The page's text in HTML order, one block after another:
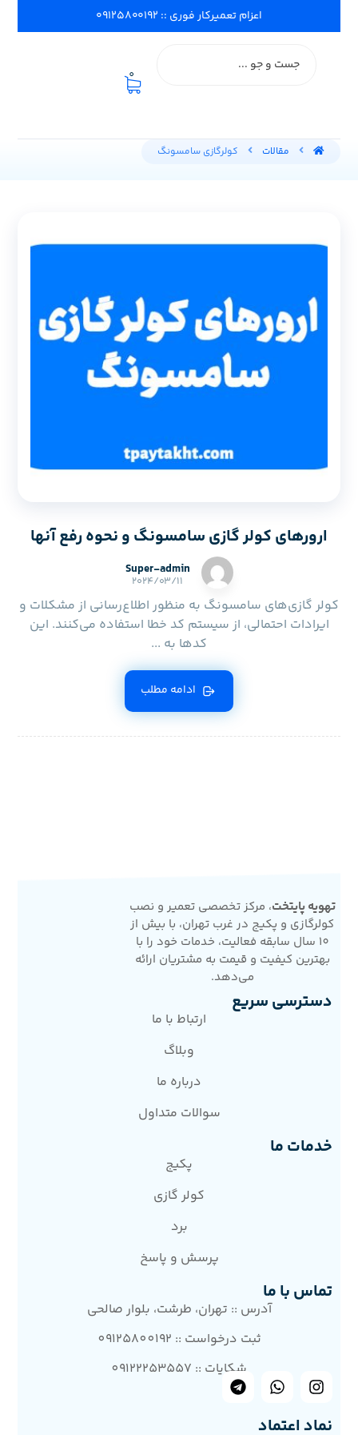
اعزام تعمیرکار فوری :: ۰۹۱۲۵۸۰۰۱۹۲
0
مقالات کولرگازی سامسونگ
ارورهای کولر گازی سامسونگ و نحوه رفع آنها
Super-admin
۲۰۲۴/۰۳/۱۱
کولر گازی‌های سامسونگ به منظور اطلاع‌رسانی از مشکلات و
ایرادات احتمالی، از سیستم کد خطا استفاده می‌کنند. این
کدها به ...
ادامه مطلب
تهویه پایتخت، مرکز تخصصی تعمیر و نصب
کولرگازی و پکیج در غرب تهران، با بیش از
10 سال سابقه فعالیت، خدمات خود را با
بهترین کیفیت و قیمت به مشتریان ارائه
می‌دهد.
دسترسی سریع
ارتباط با ما
وبلاگ
درباره ما
سوالات متداول
خدمات ما
پکیج
کولر گازی
برد
پرسش و پاسخ
تماس با ما
آدرس :: تهران، طرشت، بلوار صالحی
ثبت درخواست :: 09125800192
شکایات :: 09122253557
نماد اعتماد